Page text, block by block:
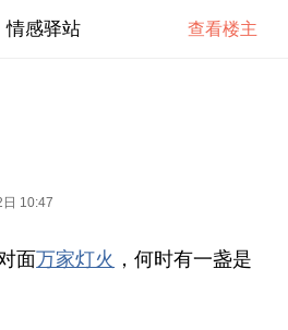
情感驿站 查看楼主
10:47
面万家灯火 ，何时有一盏是